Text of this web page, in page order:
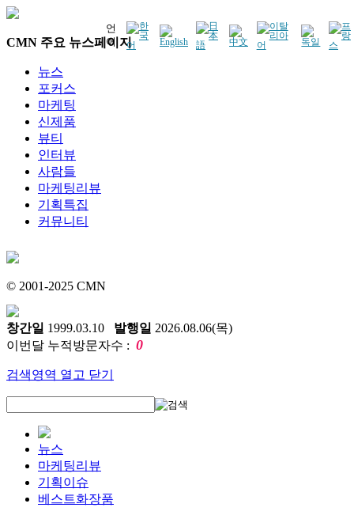
언
어
CMN 주요 뉴스페이지
뉴스
포커스
마케팅
신제품
뷰티
인터뷰
사람들
마케팅리뷰
기획특집
커뮤니티
© 2001-2025 CMN
창간일 1999.03.10 발행일 2026.08.06(목)
이번달 누적방문자수 : 0
검색영역 열고 닫기
뉴스
마케팅리뷰
기획이슈
베스트화장품